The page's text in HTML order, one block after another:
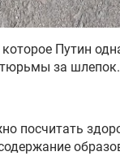
Путин
за
посчитать